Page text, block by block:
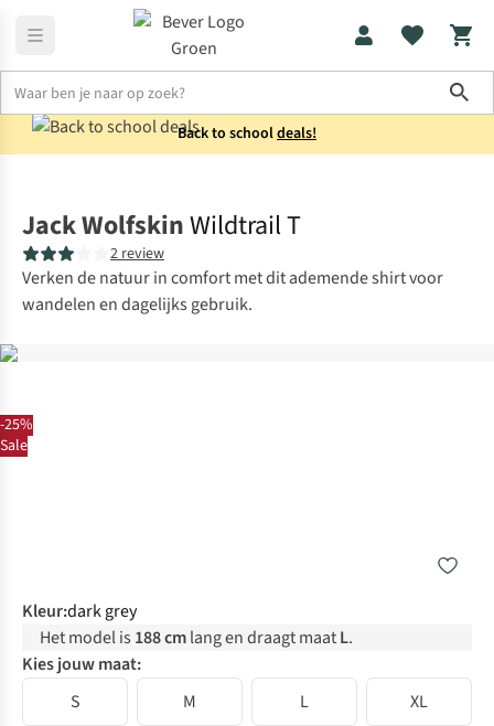
Back to schooldeals!
-25%
Sale
Jack WolfskinWildtrail T
2 review
Verken de natuur in comfort met dit ademende shirt voor
wandelen en dagelijks gebruik.
Kleur:dark grey
Het model is 188 cmlang en draagt maatL.
Kies jouw maat:
S
M L XL